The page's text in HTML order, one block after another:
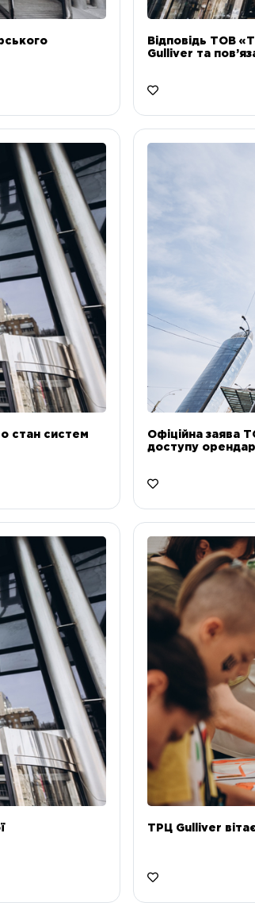
Відповідь ТОВ
Gulliver та
стан систем
Офіційна заява
доступу
ТРЦ Gulliver